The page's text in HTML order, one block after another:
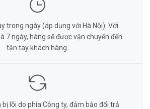
trong ngày (áp dụng với Hà Nội). Với
7 ngày, hàng sẽ được vận chuyển đến
tận tay khách hàng.
bị lỗi do phía Công ty, đảm bảo đổi trả